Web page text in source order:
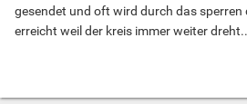
gesendet und oft wird durch das sperren
erreicht weil der kreis immer weiter